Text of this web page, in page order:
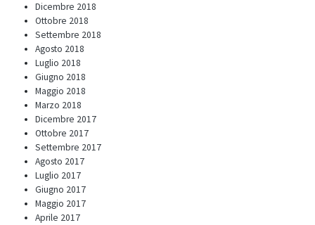
Dicembre 2018
Ottobre 2018
Settembre 2018
Agosto 2018
Luglio 2018
Giugno 2018
Maggio 2018
Marzo 2018
Dicembre 2017
Ottobre 2017
Settembre 2017
Agosto 2017
Luglio 2017
Giugno 2017
Maggio 2017
Aprile 2017